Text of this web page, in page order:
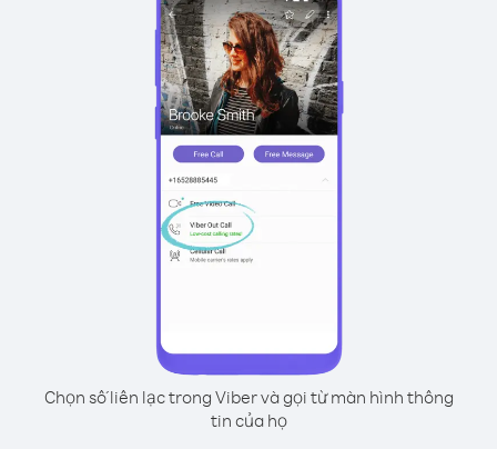
Chọn số liên lạc trong Viber và gọi từ màn hình thông
tin của họ